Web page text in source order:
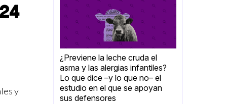
y
¿Previene la leche cruda el
asma y las alergias infantiles?
Lo que dice –y lo que no– el
estudio en el que se apoyan
sus defensores